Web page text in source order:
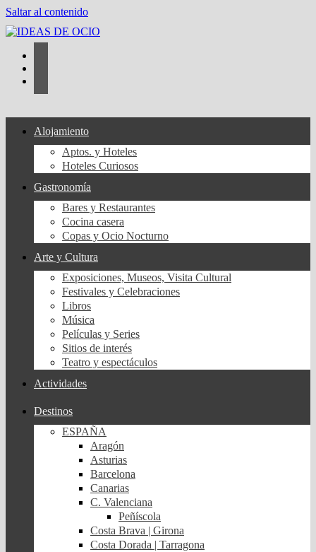
Saltar al contenido
Alojamiento
Aptos. y Hoteles
Hoteles Curiosos
Gastronomía
Bares y Restaurantes
Cocina casera
Copas y Ocio Nocturno
Arte y Cultura
Exposiciones, Museos, Visita Cultural
Festivales y Celebraciones
Libros
Música
Películas y Series
Sitios de interés
Teatro y espectáculos
Actividades
Destinos
ESPAÑA
Aragón
Asturias
Barcelona
Canarias
C. Valenciana
Peñíscola
Costa Brava | Girona
Costa Dorada | Tarragona